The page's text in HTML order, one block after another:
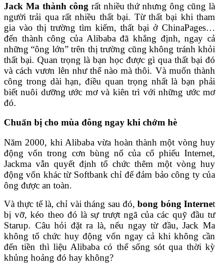
Jack Ma thành công rất nhiều thứ nhưng ông cũng là
người trải qua rất nhiều thất bại. Từ thất bại khi tham
gia vào thị trường tìm kiếm, thất bại ở ChinaPages…
đến thành công của Alibaba đã khẳng định, ngay cả
những “ông lớn” trên thị trường cũng không tránh khỏi
thất bại. Quan trọng là bạn học được gì qua thất bại đó
và cách vươn lên như thế nào mà thôi. Và muốn thành
công trong dài hạn, điều quan trọng nhất là bạn phải
biết nuôi dưỡng ước mơ và kiên trì với những ước mơ
đó.
Chuẩn bị cho mùa đông ngay khi chớm hè
Năm 2000, khi Alibaba vừa hoàn thành một vòng huy
động vốn trong cơn bùng nổ của cổ phiếu Internet,
Jackma vẫn quyết định tổ chức thêm một vòng huy
động vốn khác từ Softbank chỉ để đảm bảo công ty của
ông được an toàn.
Và thực tế là, chỉ vài tháng sau đó,bong bóng Internet
bị vỡ, kéo theo đó là sự trượt ngã của các quỹ đầu tư
Starup. Câu hỏi đặt ra là, nếu ngay từ đầu, Jack Ma
không tổ chức huy động vốn ngay cả khi không cần
đến tiền thì liệu Alibaba có thể sống sót qua thời kỳ
khủng hoảng đó hay không?